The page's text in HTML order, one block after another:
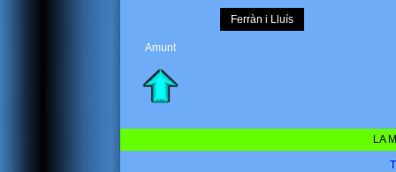
Ferràn i Lluís
Amunt
LA